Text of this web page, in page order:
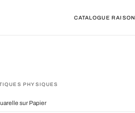
CATALOGUE
PHYSIQUES
sur Papier